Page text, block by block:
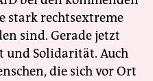
stark rechtsextreme
sind. Gerade jetzt
und Solidarität. Auch
die sich vor Ort